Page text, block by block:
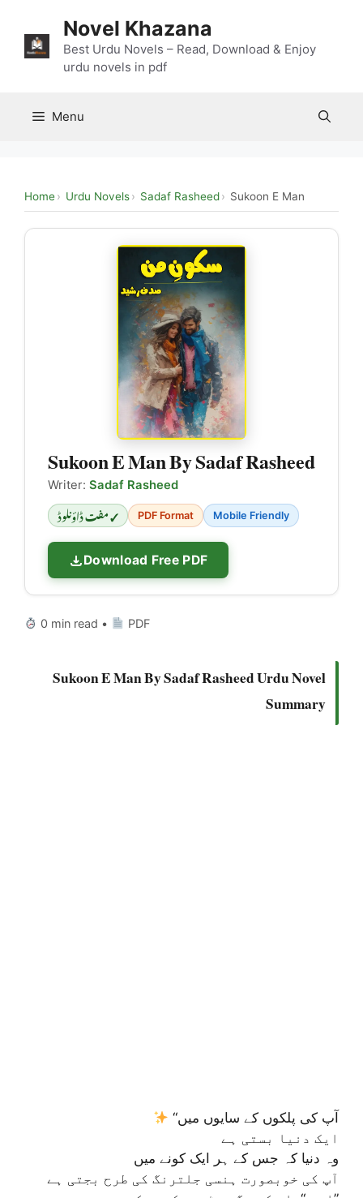
content
Novel Khazana
Best Urdu Novels – Read, Download & Enjoy
urdu novels in pdf
Menu
Home Urdu Novels Sadaf Rasheed Sukoon E Man
Sukoon E Man By Sadaf Rasheed
Writer: Sadaf Rasheed
✓ مفت ڈاؤنلوڈ PDF Format Mobile Friendly
Download Free PDF
0 min read • PDF
Sukoon E Man By Sadaf Rasheed Urdu Novel
Summary
“آپ کی پلکوں کے سایوں میں
ایک دنیا بستی ہے
وہ دنیا کہ جس کے ہر ایک کونے میں
آپ کی خوبصورت ہنسی جلترنگ کی طرح بجتی ہے